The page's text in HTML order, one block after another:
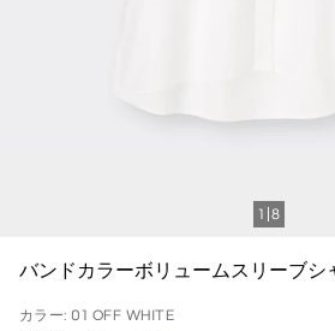
1 8
バンドカラーボリュームスリーブシ
カラー: 01 OFF WHITE